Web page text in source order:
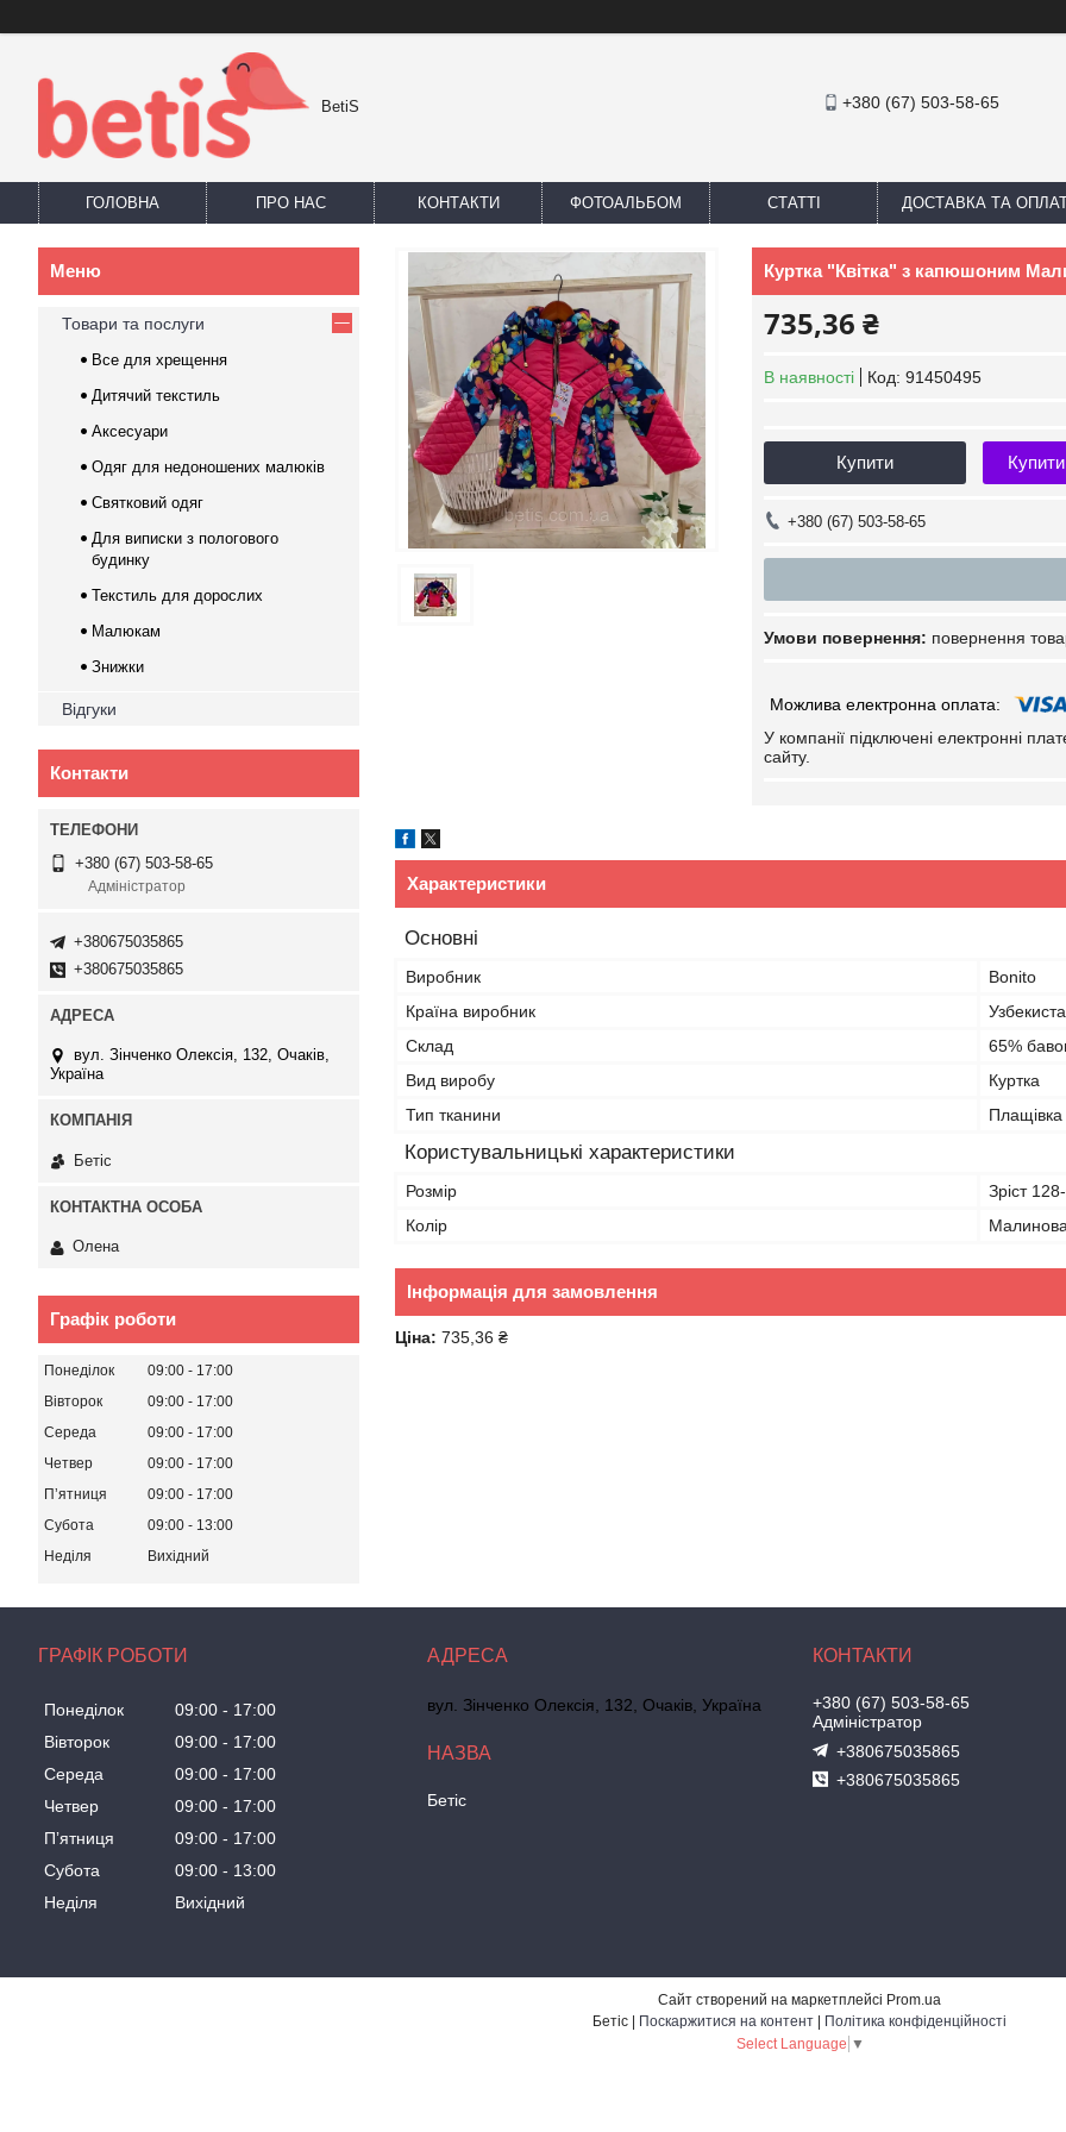
BetiS +380 (67) 503-58-65
ГОЛОВНА ПРО НАС КОНТАКТИ ФОТОАЛЬБОМ СТАТТІ ДОСТАВКА ТА
Куртка "Квітка" з капюшоним
735,36 ₴
В наявності Код: 91450495
Купити
+380 (67) 503-58-65
повернення
У компанії підключені електронні
сайту.
Характеристики
Основні
Виробник
Bonito
Країна виробник
Склад
65%
Вид виробу
Куртка
Тип тканини
Плащівка
Користувальницькі характеристики
Розмір
Зріст
Колір
Малинова
Інформація для замовлення
Ціна: 735,36 ₴
Товари та послуги
Все для хрещення
Дитячий текстиль
Аксесуари
Одяг для недоношених малюків
Святковий одяг
Для виписки з пологового
будинку
Текстиль для дорослих
Малюкам
Знижки
Відгуки
Контакти
+380 (67) 503-58-65
Адміністратор
+380675035865
+380675035865
вул. Зінченко Олексія, 132, Очаків,
Україна
Бетіс
Олена
Графік роботи
Понеділок 09:00
17:00
Вівторок
09:00
17:00
Середа
09:00
17:00
Четвер
09:00
17:00
Пʼятниця
09:00
17:00
Субота
09:00
13:00
Неділя
Вихідний
ГРАФІК РОБОТИ
Понеділок 09:00
17:00
Вівторок
09:00
17:00
Середа
09:00
17:00
Четвер
09:00
17:00
Пʼятниця
09:00
17:00
Субота
09:00
13:00
Неділя
Вихідний
вул. Зінченко Олексія, 132, Очаків, Україна
Бетіс
+380 (67) 503-58-65
Адміністратор
+380675035865
+380675035865
Сайт створений на маркетплейсі Prom.ua
Поскаржитися на контент
Політика конфіденційності
Select Language ▼